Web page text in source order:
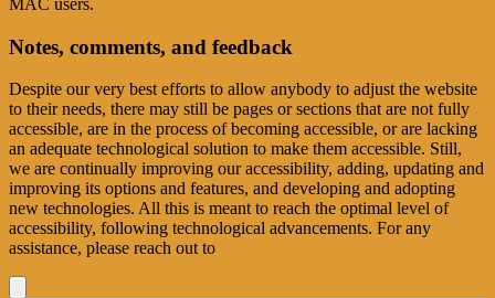
MAC users.
Notes, comments, and feedback
Despite our very best efforts to allow anybody to adjust the website
to their needs, there may still be pages or sections that are not fully
accessible, are in the process of becoming accessible, or are lacking
an adequate technological solution to make them accessible. Still,
we are continually improving our accessibility, adding, updating and
improving its options and features, and developing and adopting
new technologies. All this is meant to reach the optimal level of
accessibility, following technological advancements. For any
assistance, please reach out to